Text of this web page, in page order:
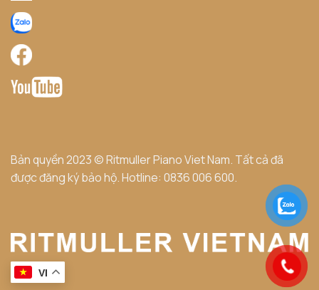
Bản quyền 2023 © Ritmuller Piano Viet Nam. Tất cả đã
được đăng ký bảo hộ. Hotline: 0836 006 600.
VI